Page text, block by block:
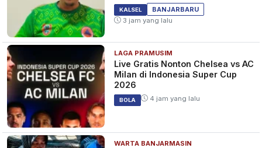
KALSEL
BANJARBARU
3 jam yang lalu
LAGA PRAMUSIM
Live Gratis Nonton Chelsea vs AC
Milan di Indonesia Super Cup
2026
BOLA 4 jam yang lalu
WARTA BANJARMASIN